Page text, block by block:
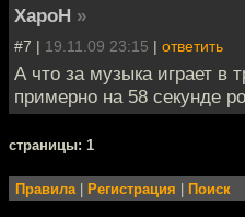
XapoH »
#7 | 19.11.09 23:15 | ответить
А что за музыка играет в
примерно на 58 секунде
cтраницы: 1
Правила Регистрация Поиск